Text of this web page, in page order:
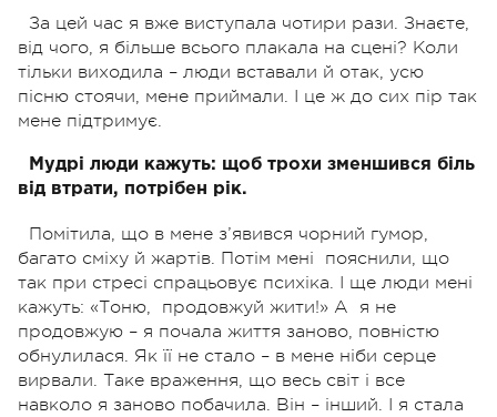
За цей час я вже виступала чотири рази. Знаєте,
від чого, я більше всього плакала на сцені? Коли
тільки виходила – люди вставали й отак, усю
пісню стоячи, мене приймали. І це ж до сих пір так
мене підтримує.
Мудрі люди кажуть: щоб трохи зменшився біль
від втрати, потрібен рік.
Помітила, що в мене з’явився чорний гумор,
багато сміху й жартів. Потім мені
пояснили, що
так при стресі спрацьовує психіка. І ще люди мені
кажуть: «Тоню,
продовжуй жити!» А
я не
продовжую – я почала життя заново, повністю
обнулилася. Як її не стало – в мене ніби серце
вирвали. Таке враження, що весь світ і все
навколо я заново побачила. Він – інший. І я стала